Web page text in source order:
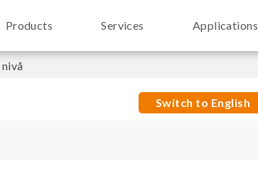
Products Services Applications
Switch to English